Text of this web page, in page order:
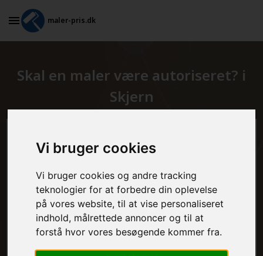
Vi bruger cookies
Vi bruger cookies og andre tracking
teknologier for at forbedre din oplevelse
på vores website, til at vise personaliseret
indhold, målrettede annoncer og til at
forstå hvor vores besøgende kommer fra.
maler-pris.dk
Skal en maler være autoriseret? i
Skjern
Beregn prisen her
MALEROPGAVER - INDVENDIGT:
MALEROPGAVER - UDVENDIGT: